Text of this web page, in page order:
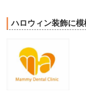
ハロウィン装飾に模